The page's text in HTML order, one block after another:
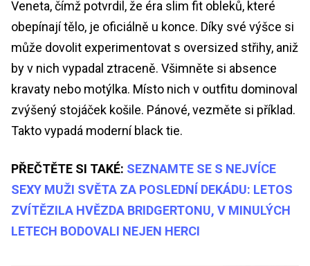
Veneta, čímž potvrdil, že éra slim fit obleků, které
obepínají tělo, je oficiálně u konce. Díky své výšce si
může dovolit experimentovat s oversized střihy, aniž
by v nich vypadal ztraceně. Všimněte si absence
kravaty nebo motýlka. Místo nich v outfitu dominoval
zvýšený stojáček košile. Pánové, vezměte si příklad.
Takto vypadá moderní black tie.
PŘEČTĚTE SI TAKÉ: SEZNAMTE SE S NEJVÍCE
SEXY MUŽI SVĚTA ZA POSLEDNÍ DEKÁDU: LETOS
ZVÍTĚZILA HVĚZDA BRIDGERTONU, V MINULÝCH
LETECH BODOVALI NEJEN HERCI